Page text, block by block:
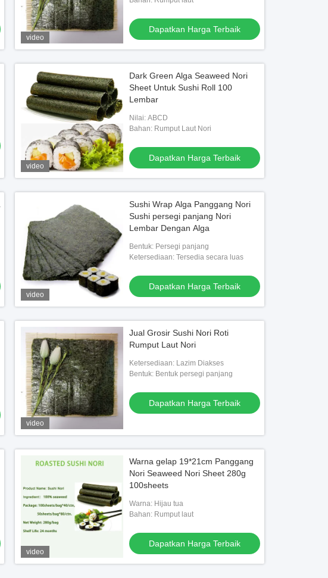
video
Dapatkan Harga Terbaik
video
Dark Green Alga Seaweed Nori
Sheet Untuk Sushi Roll 100
Lembar
Nilai: ABCD
Bahan: Rumput Laut Nori
Dapatkan Harga Terbaik
video
Sushi Wrap Alga Panggang Nori
Sushi persegi panjang Nori
Lembar Dengan Alga
Bentuk: Persegi panjang
Ketersediaan: Tersedia secara luas
Dapatkan Harga Terbaik
video
Jual Grosir Sushi Nori Roti
Rumput Laut Nori
Ketersediaan: Lazim Diakses
Bentuk: Bentuk persegi panjang
Dapatkan Harga Terbaik
video
Warna gelap 19*21cm Panggang
Nori Seaweed Nori Sheet 280g
100sheets
Warna: Hijau tua
Bahan: Rumput laut
Dapatkan Harga Terbaik